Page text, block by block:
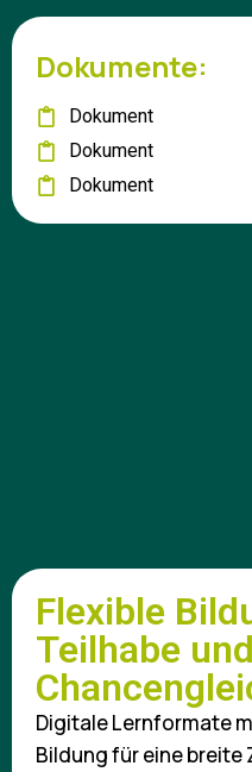
Dokumente:
Dokument
Dokument
Dokument
Flexible
Teilhabe und
Digitale Lernformate
Bildung für eine